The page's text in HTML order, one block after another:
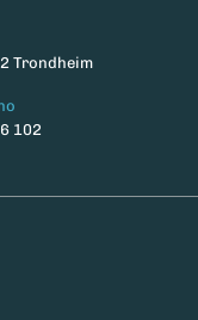
Trondheim
102